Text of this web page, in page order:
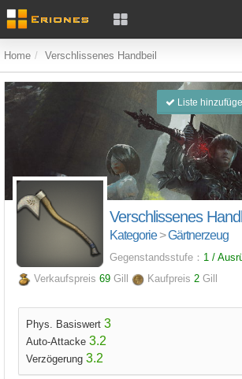
Home Verschlissenes Handbeil
Liste
Verschlissenes
Kategorie>Gärtnerzeug
Gegenstandsstufe： 1 /
Verkaufspreis 69 Gill Kaufpreis 2 Gill
Phys. Basiswert 3
Auto-Attacke 3.2
Verzögerung 3.2